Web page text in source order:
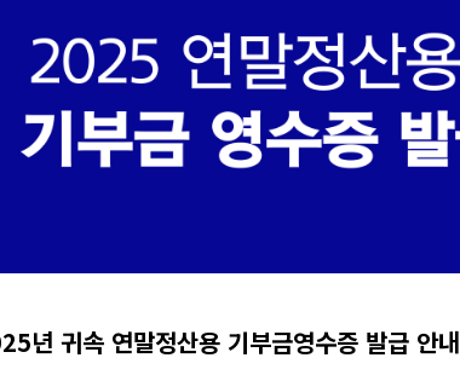
년 귀속 연말정산용 기부금영수증 발급 안내